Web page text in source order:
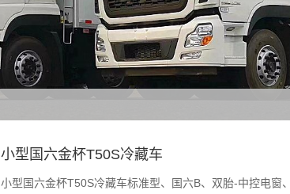
小型国六金杯T50S冷藏车
小型国六金杯T50S冷藏车标准型、国六B、双胎-中控电